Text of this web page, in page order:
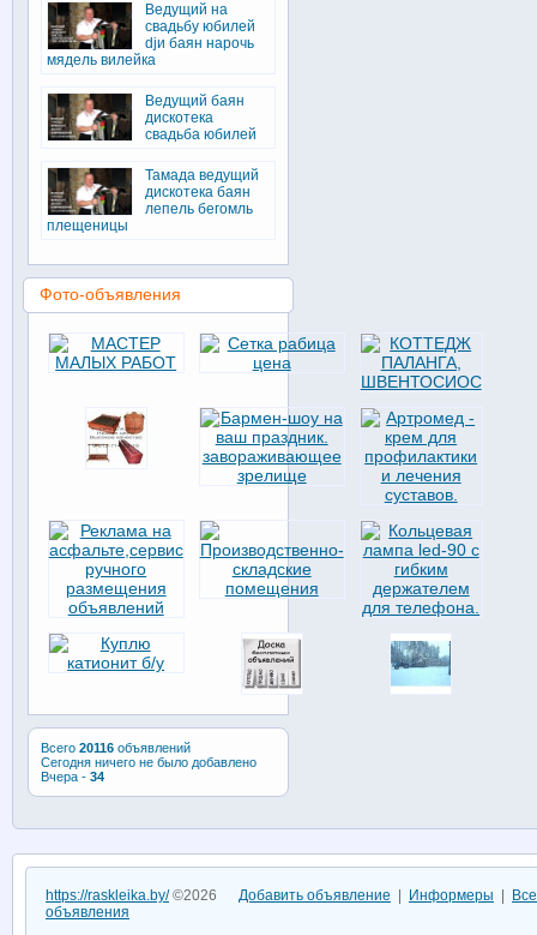
Ведущий на
свадьбу юбилей
djи баян нарочь
мядель вилейка
Ведущий баян
дискотека
свадьба юбилей
Тамада ведущий
дискотека баян
лепель бегомль
плещеницы
Фото-объявления
Всего 20116объявлений
Сегодня ничего не было добавлено
Вчера - 34
https://raskleika.by/©2026 Добавить объявление Информеры
объявления